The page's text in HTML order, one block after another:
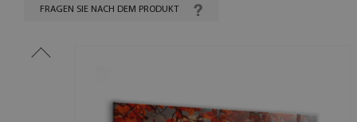
FRAGEN SIE NACH DEM PRODUKT